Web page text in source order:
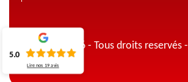
© 2022 - 2026 - Tous droits reservés -
légales
5.0
Lire nos 19 avis